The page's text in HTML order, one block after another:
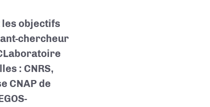
objectifs
chercheur
Laboratoire
: CNRS,
CNAP de